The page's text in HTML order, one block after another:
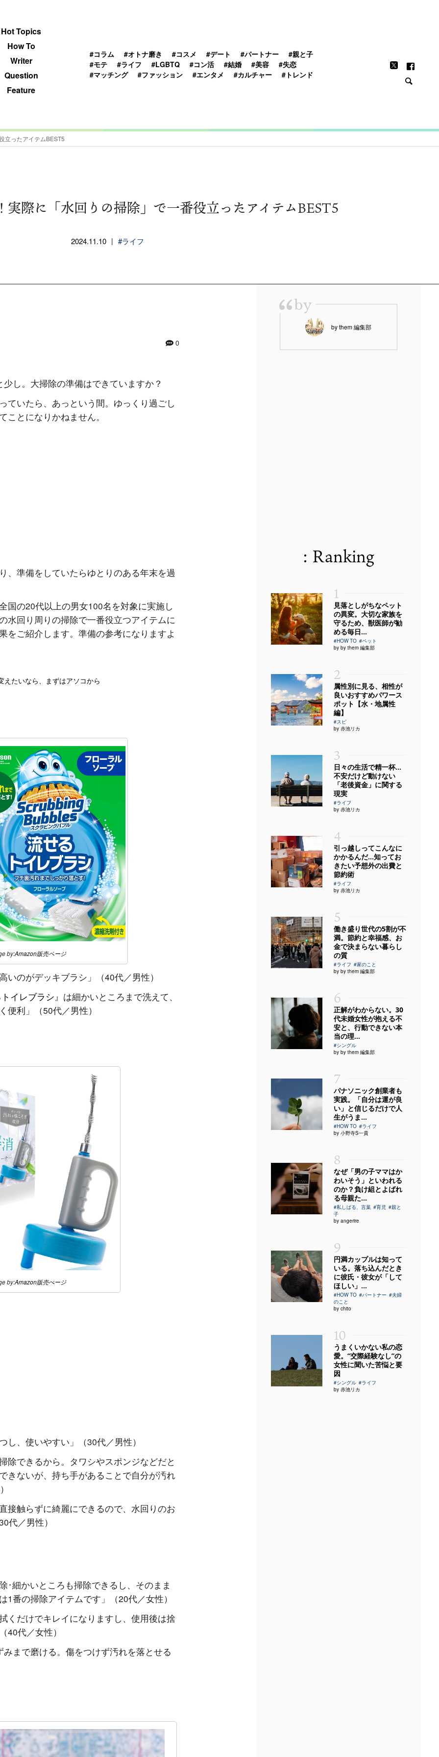
Hot Topics
How To
Writer
Question
Feature
#コラム #オトナ磨き #コスメ #デート #パートナー
#親と子
#モテ
#ライフ #LGBTQ #コン活 #結婚 #美容
#失恋
#マッチング
#ファッション #エンタメ #カルチャー #トレンド
立ったアイテムBEST5
実際に「水回りの掃除」で一番役立ったアイテムBEST5
2024.11.10 | #ライフ
0
し。大掃除の準備はできていますか？
ていたら、あっという間。ゆっくり過ごし
ことになりかねません。
、準備をしていたらゆとりのある年末を過
国の20代以上の男女100名を対象に実施し
水回り周りの掃除で一番役立つアイテムに
をご紹介します。準備の参考になりますよ
えたいなら、まずはアソコから
by:Amazon販売ページ
いのがデッキブラシ」（40代／男性）
イレブラシ』は細かいところまで洗えて、
便利」（50代／男性）
by:Amazon販売ぺージ
、使いやすい」（30代／男性）
除できるから。タワシやスポンジなどだと
きないが、持ち手があることで自分が汚れ
接触らずに綺麗にできるので、水回りのお
代／男性）
･細かいところも掃除できるし、そのまま
1番の掃除アイテムです」（20代／女性）
くだけでキレイになりますし、使用後は捨
40代／女性）
まで磨ける。傷をつけず汚れを落とせる
“by
by them 編集部
: Ranking
1
見落としがちなペット
の異変。大切な家族を
守るため、獣医師が勧
める毎日...
#HOW TO #ペット
by by them 編集部
2
属性別に見る、相性が
良いおすすめパワース
ポット【水・地属性
編】
#スピ
by 赤池リカ
3
日々の生活で精一杯…
不安だけど動けない
「老後資金」に関する
現実
#ライフ
by 赤池リカ
4
引っ越しってこんなに
かかるんだ…知ってお
きたい予想外の出費と
節約術
#ライフ
by 赤池リカ
5
働き盛り世代の5割が不
満。節約と幸福感、お
金で決まらない暮らし
の質
#ライフ #家のこと
by by them 編集部
6
正解がわからない。30
代未婚女性が抱える不
安と、行動できない本
当の理...
#シングル
by by them 編集部
7
パナソニック創業者も
実践。「自分は運が良
い」と信じるだけで人
生がうま...
#HOW TO #ライフ
by 小野寺S一貴
8
なぜ「男の子ママはか
わいそう」といわれる
のか？負け組とよばれ
る母親た...
#私しばる、言葉 #育児 #親と
子
by angerire
9
円満カップルは知って
いる。落ち込んだとき
に彼氏・彼女が「して
ほしい」...
#HOW TO #パートナー #夫婦
のこと
by chito
10
うまくいかない私の恋
愛。“交際経験なし”の
女性に聞いた苦悩と要
因
#シングル #ライフ
by 赤池リカ